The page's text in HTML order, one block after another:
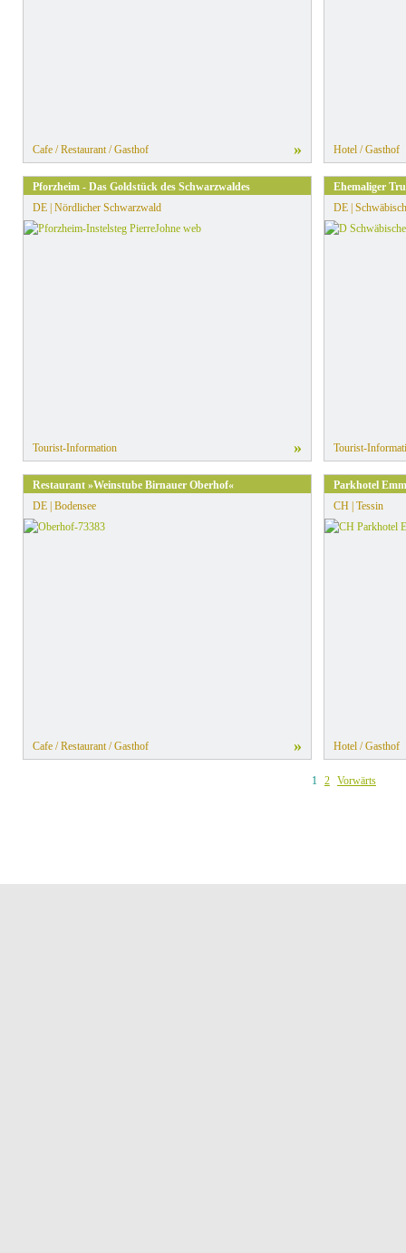
Cafe / Restaurant / Gasthof » Hotel / Gasthof
Pforzheim - Das Goldstück des Schwarzwaldes
DE | Nördlicher Schwarzwald
Tourist-Information »
Ehemaliger
DE |
Tourist-
Restaurant »Weinstube Birnauer Oberhof«
DE | Bodensee
Cafe / Restaurant / Gasthof »
Parkhotel
CH | Tessin
Hotel / Gasthof
1 2 Vorwärts